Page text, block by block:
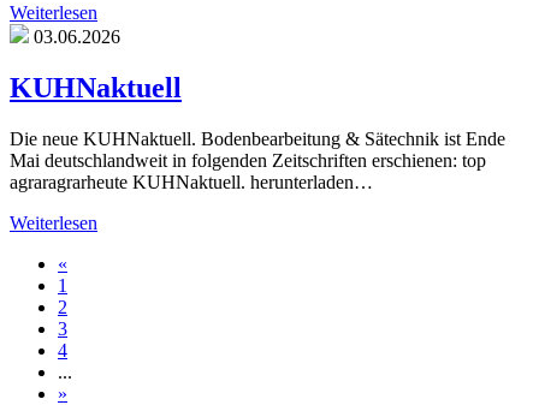
Weiterlesen
03.06.2026
KUHNaktuell
Die neue KUHNaktuell. Bodenbearbeitung & Sätechnik ist Ende
Mai deutschlandweit in folgenden Zeitschriften erschienen: top
agraragrarheute KUHNaktuell. herunterladen…
Weiterlesen
«
1
2
3
4
...
»